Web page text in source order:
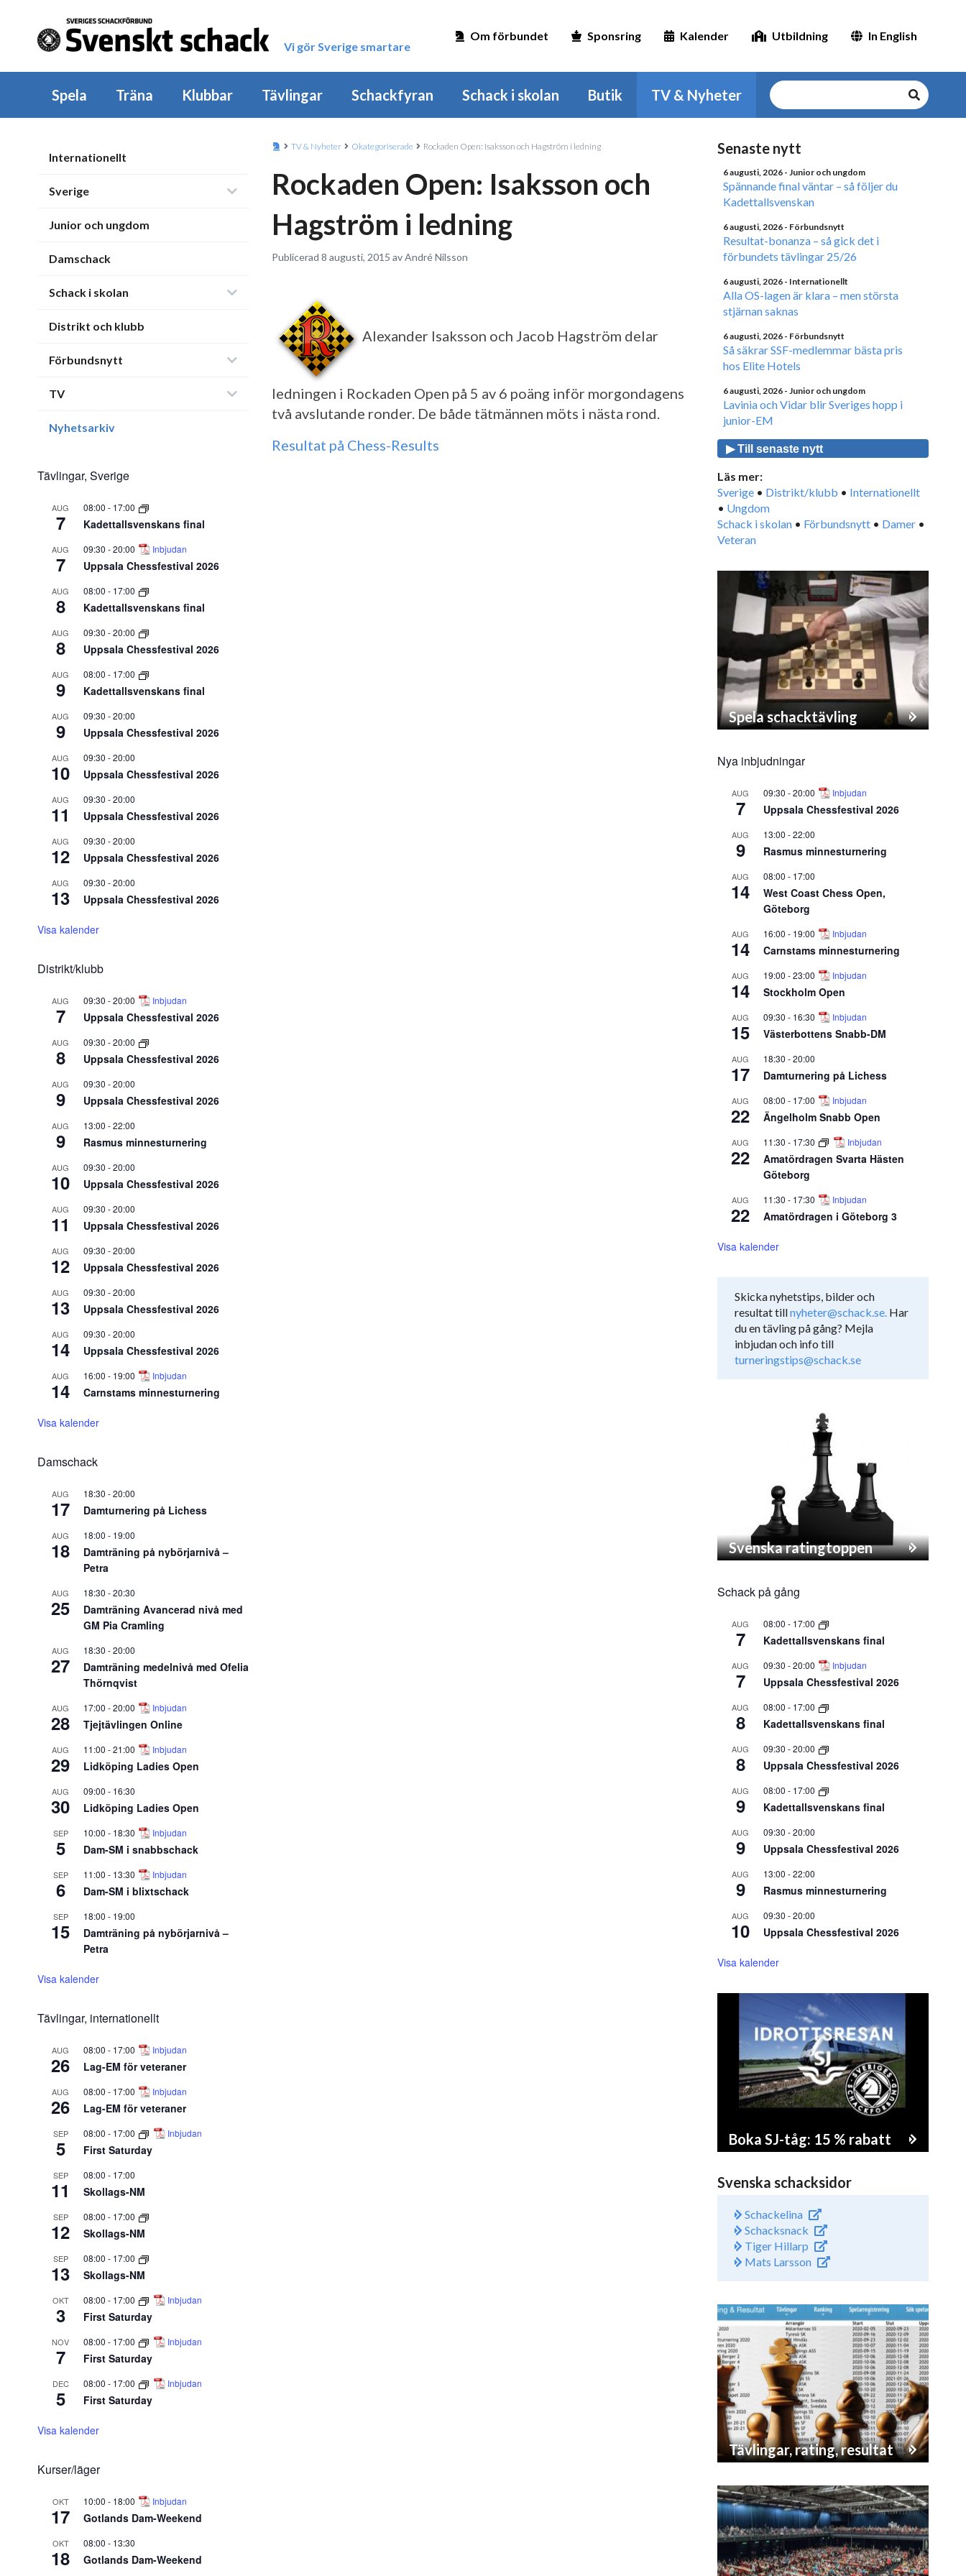
Vi gör Sverige smartare
Om förbundet Sponsring Kalender Utbildning In English
Spela Träna Klubbar Tävlingar Schackfyran Schack i skolan Butik TV & Nyheter
Internationellt
Sverige
Junior och ungdom
Damschack
Schack i skolan
Distrikt och klubb
Förbundsnytt
TV
Nyhetsarkiv
Tävlingar, Sverige
AUG
7
08:00 - 17:00
Kadettallsvenskans final
AUG
7
09:30 -20:00 Inbjudan
Uppsala Chessfestival 2026
AUG
8
08:00 - 17:00
Kadettallsvenskans final
AUG
8
09:30 -20:00
Uppsala Chessfestival 2026
AUG
9
08:00 - 17:00
Kadettallsvenskans final
AUG
9
09:30 -20:00
Uppsala Chessfestival 2026
AUG
10
09:30 -20:00
Uppsala Chessfestival 2026
AUG
11
09:30 -20:00
Uppsala Chessfestival 2026
AUG
12
09:30 -20:00
Uppsala Chessfestival 2026
AUG
13
09:30 -20:00
Uppsala Chessfestival 2026
Visa kalender
Distrikt/klubb
AUG
7
09:30 -20:00 Inbjudan
Uppsala Chessfestival 2026
AUG
8
09:30 -20:00
Uppsala Chessfestival 2026
AUG
9
09:30 -20:00
Uppsala Chessfestival 2026
AUG
9
13:00 -22:00
Rasmus minnesturnering
AUG
10
09:30 -20:00
Uppsala Chessfestival 2026
AUG
11
09:30 -20:00
Uppsala Chessfestival 2026
AUG
12
09:30 -20:00
Uppsala Chessfestival 2026
AUG
13
09:30 -20:00
Uppsala Chessfestival 2026
AUG
14
09:30 -20:00
Uppsala Chessfestival 2026
AUG
14
16:00 - 19:00 Inbjudan
Carnstams minnesturnering
Visa kalender
Damschack
AUG
17
18:30 -20:00
Damturnering på Lichess
AUG
18
18:00 - 19:00
Damträning på nybörjarnivå –
Petra
AUG
25
18:30 -20:30
Damträning Avancerad nivå med
GM Pia Cramling
AUG
27
18:30 -20:00
Damträning medelnivå med Ofelia
Thörnqvist
AUG
28
17:00 -20:00 Inbjudan
Tjejtävlingen Online
AUG
29
11:00 -21:00 Inbjudan
Lidköping Ladies Open
AUG
30
09:00 - 16:30
Lidköping Ladies Open
SEP
5
10:00 - 18:30 Inbjudan
Dam-SM i snabbschack
SEP
6
11:00 - 13:30 Inbjudan
Dam-SM i blixtschack
SEP
15
18:00 - 19:00
Damträning på nybörjarnivå –
Petra
Visa kalender
Tävlingar, internationellt
AUG
26
08:00 - 17:00 Inbjudan
Lag-EM för veteraner
AUG
26
08:00 - 17:00 Inbjudan
Lag-EM för veteraner
SEP
5
08:00 - 17:00 Inbjudan
First Saturday
SEP
11
08:00 - 17:00
Skollags-NM
SEP
12
08:00 - 17:00
Skollags-NM
SEP
13
08:00 - 17:00
Skollags-NM
OKT
3
08:00 - 17:00 Inbjudan
First Saturday
NOV
7
08:00 - 17:00 Inbjudan
First Saturday
DEC
5
08:00 - 17:00 Inbjudan
First Saturday
Visa kalender
Kurser/läger
OKT
17
10:00 - 18:00 Inbjudan
Gotlands Dam-Weekend
OKT
18
08:00 - 13:30
Gotlands Dam-Weekend
TV & Nyheter Okategoriserade Rockaden Open: Isaksson och Hagström i ledning
Rockaden Open: Isaksson och
Hagström i ledning
Publicerad 8 augusti, 2015 av André Nilsson
Alexander Isaksson och Jacob Hagström delar
ledningen i Rockaden Open på 5 av 6 poäng inför morgondagens
två avslutande ronder. De både tätmännen möts i nästa rond.
Resultat på Chess-Results
Senaste nytt
6 augusti, 2026 - Junior och ungdom
Spännande final väntar – så följer du
Kadettallsvenskan
6 augusti, 2026 - Förbundsnytt
Resultat-bonanza – så gick det i
förbundets tävlingar 25/26
6 augusti, 2026 - Internationellt
Alla OS-lagen är klara – men största
stjärnan saknas
6 augusti, 2026 - Förbundsnytt
Så säkrar SSF-medlemmar bästa pris
hos Elite Hotels
6 augusti, 2026 - Junior och ungdom
Lavinia och Vidar blir Sveriges hopp i
junior-EM
▶ Till senaste nytt
Läs mer:
Sverige • Distrikt/klubb • Internationellt
• Ungdom
Schack i skolan • Förbundsnytt • Damer •
Veteran
Spela schacktävling
Nya inbjudningar
AUG
7
09:30 -20:00 Inbjudan
Uppsala Chessfestival 2026
AUG
9
13:00 -22:00
Rasmus minnesturnering
AUG
14
08:00 - 17:00
West Coast Chess Open,
Göteborg
AUG
14
16:00 - 19:00 Inbjudan
Carnstams minnesturnering
AUG
14
19:00 -23:00 Inbjudan
Stockholm Open
AUG
15
09:30 - 16:30 Inbjudan
Västerbottens Snabb-DM
AUG
17
18:30 -20:00
Damturnering på Lichess
AUG
22
08:00 - 17:00 Inbjudan
Ängelholm Snabb Open
AUG
22
11:30 - 17:30 Inbjudan
Amatördragen Svarta Hästen
Göteborg
AUG
22
11:30 - 17:30 Inbjudan
Amatördragen i Göteborg 3
Visa kalender
Skicka nyhetstips, bilder och
resultat tillnyheter@schack.se. Har
du en tävling på gång? Mejla
inbjudan och info till
turneringstips@schack.se
Svenska ratingtoppen
Schack på gång
AUG
7
08:00 - 17:00
Kadettallsvenskans final
AUG
7
09:30 -20:00 Inbjudan
Uppsala Chessfestival 2026
AUG
8
08:00 - 17:00
Kadettallsvenskans final
AUG
8
09:30 -20:00
Uppsala Chessfestival 2026
AUG
9
08:00 - 17:00
Kadettallsvenskans final
AUG
9
09:30 -20:00
Uppsala Chessfestival 2026
AUG
9
13:00 -22:00
Rasmus minnesturnering
AUG
10
09:30 -20:00
Uppsala Chessfestival 2026
Visa kalender
Boka SJ-tåg: 15 % rabatt
Svenska schacksidor
Schackelina
Schacksnack
Tiger Hillarp
Mats Larsson
Tävlingar, rating, resultat